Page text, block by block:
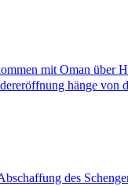
mit Oman über
hänge von
des